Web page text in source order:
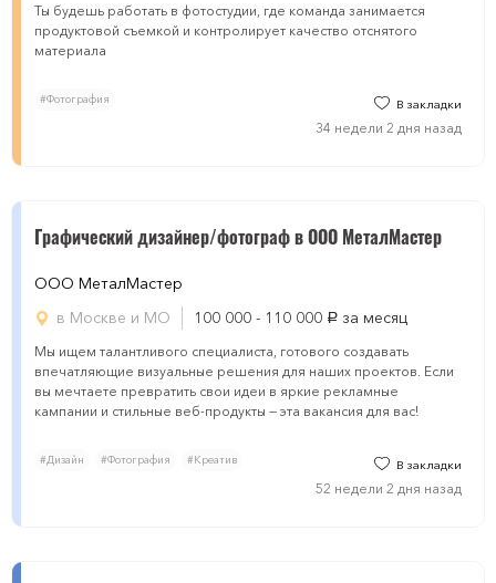
Ты будешь работать в фотостудии, где команда занимается
продуктовой съемкой и контролирует качество отснятого
материала
#Фотография В закладки
34 недели 2 дня назад
Графический дизайнер/фотограф в ООО МеталМастер
ООО МеталМастер
в Москве и МО
100 000 - 110 000 руб. за месяц
Мы ищем талантливого специалиста, готового создавать
впечатляющие визуальные решения для наших проектов. Если
вы мечтаете превратить свои идеи в яркие рекламные
кампании и стильные веб-продукты — эта вакансия для вас!
#Дизайн #Фотография #Креатив В закладки
52 недели 2 дня назад